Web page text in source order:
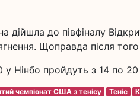
дійшла до півфіналу
Щоправда після
у Нінбо пройдуть з 14 по
чемпіонат США з тенісу Теніс